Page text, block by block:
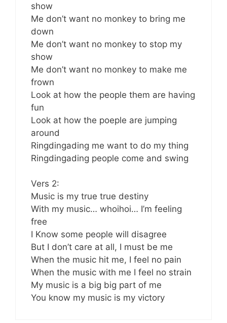
show
Me don’t want no monkey to bring me
down
Me don’t want no monkey to stop my
show
Me don’t want no monkey to make me
frown
Look at how the people them are having
fun
Look at how the poeple are jumping
around
Ringdingading me want to do my thing
Ringdingading people come and swing
Vers 2:
Music is my true true destiny
With my music… whoihoi… I’m feeling
free
I Know some people will disagree
But I don’t care at all, I must be me
When the music hit me, I feel no pain
When the music with me I feel no strain
My music is a big big part of me
You know my music is my victory